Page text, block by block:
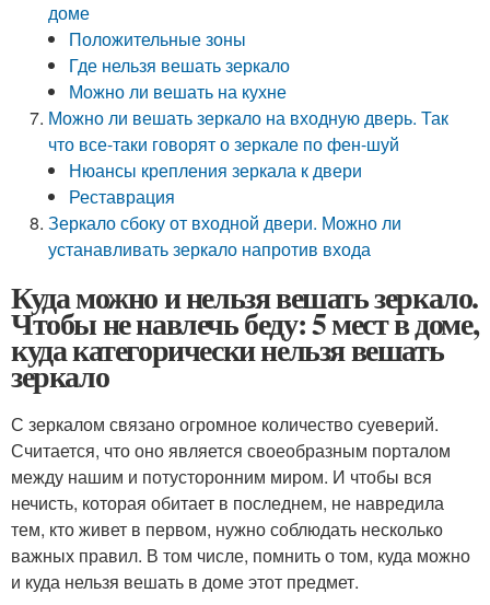
доме
Положительные зоны
Где нельзя вешать зеркало
Можно ли вешать на кухне
Можно ли вешать зеркало на входную дверь. Так
что все-таки говорят о зеркале по фен-шуй
Нюансы крепления зеркала к двери
Реставрация
Зеркало сбоку от входной двери. Можно ли
устанавливать зеркало напротив входа
Куда можно и нельзя вешать зеркало.
Чтобы не навлечь беду: 5 мест в доме,
куда категорически нельзя вешать
зеркало
С зеркалом связано огромное количество суеверий.
Считается, что оно является своеобразным порталом
между нашим и потусторонним миром. И чтобы вся
нечисть, которая обитает в последнем, не навредила
тем, кто живет в первом, нужно соблюдать несколько
важных правил. В том числе, помнить о том, куда можно
и куда нельзя вешать в доме этот предмет.